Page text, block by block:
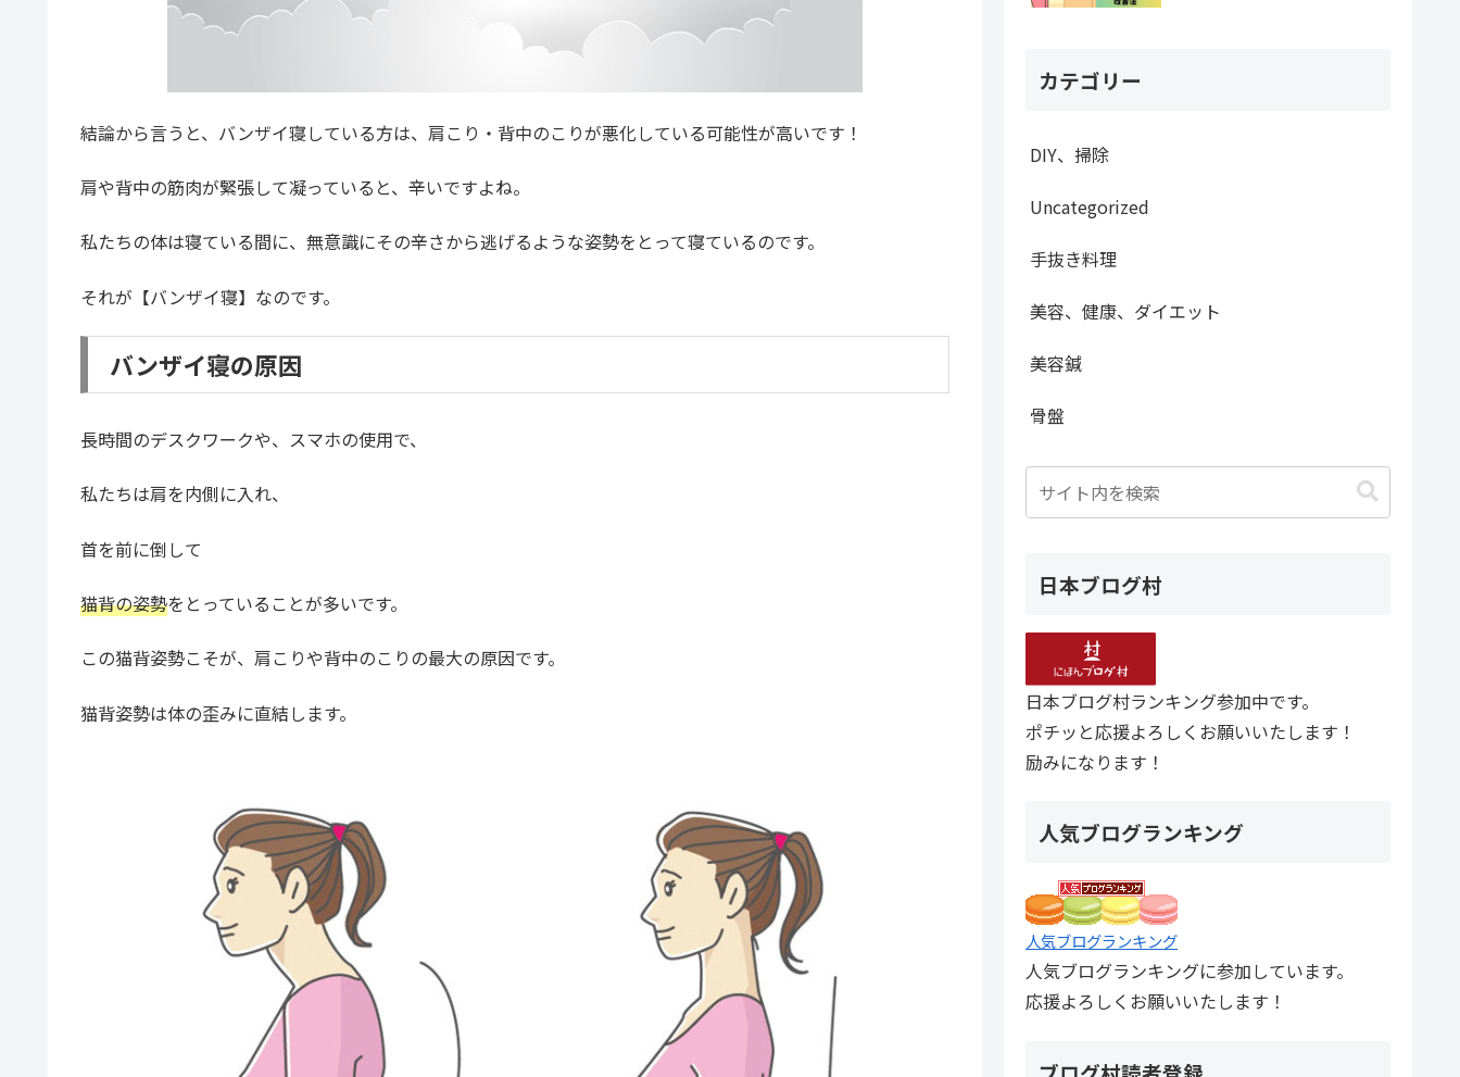
結論から言うと、バンザイ寝している方は、肩こり・背中のこりが悪化している可能性が高いです！
肩や背中の筋肉が緊張して凝っていると、辛いですよね。
私たちの体は寝ている間に、無意識にその辛さから逃げるような姿勢をとって寝ているのです。
それが【バンザイ寝】なのです。
バンザイ寝の原因
長時間のデスクワークや、スマホの使用で、
私たちは肩を内側に入れ、
首を前に倒して
猫背の姿勢をとっていることが多いです。
この猫背姿勢こそが、肩こりや背中のこりの最大の原因です。
猫背姿勢は体の歪みに直結します。
カテゴリー
DIY、掃除
Uncategorized
手抜き料理
美容、健康、ダイエット
美容鍼
骨盤
日本ブログ村
日本ブログ村ランキング参加中です。
ポチッと応援よろしくお願いいたします！
励みになります！
人気ブログランキング
人気ブログランキング
人気ブログランキングに参加しています。
応援よろしくお願いいたします！